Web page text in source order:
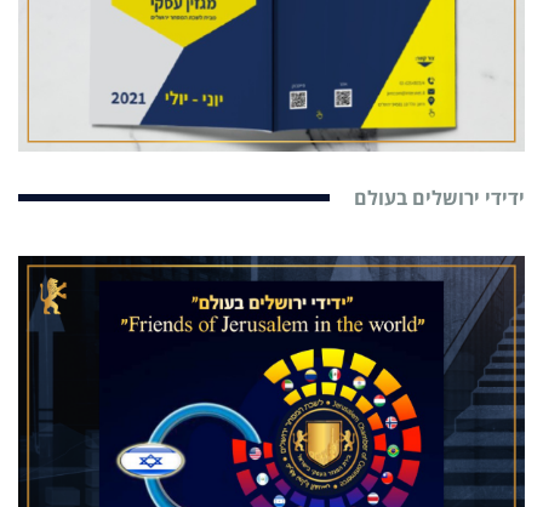
ידידי ירושלים בעולם